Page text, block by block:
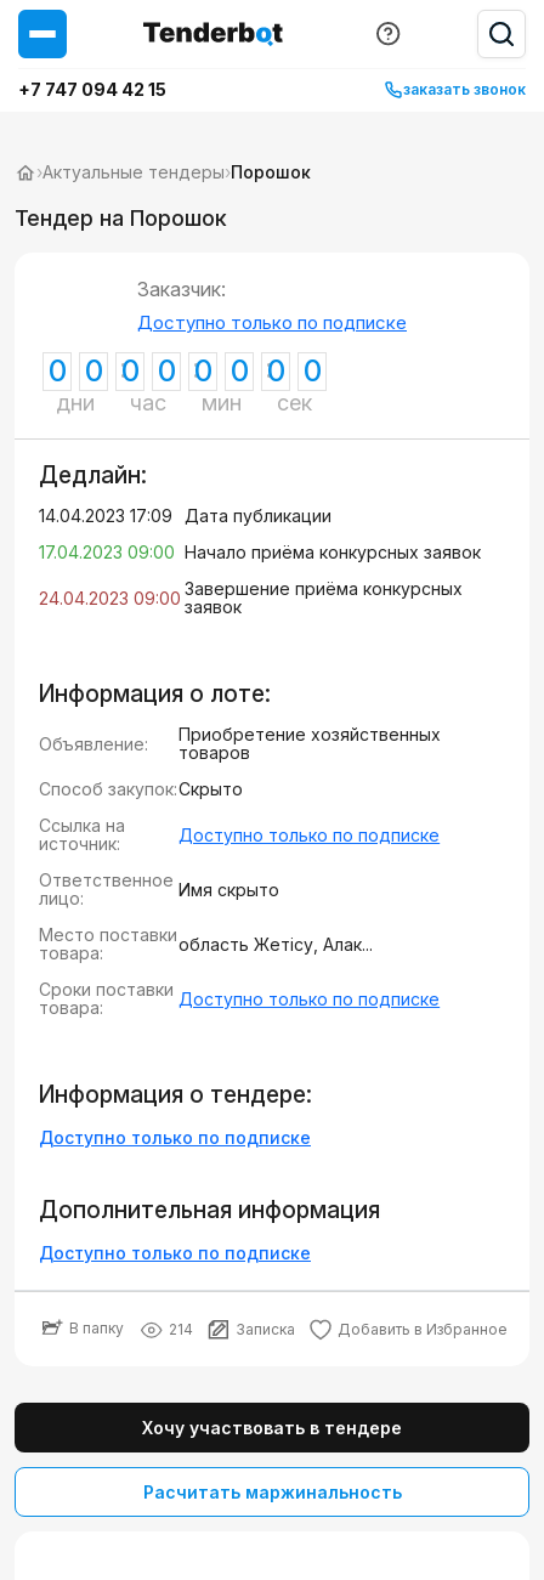
+7 747 094 42 15 заказать звонок
›Актуальные тендеры›Порошок
Тендер на Порошок
Заказчик:
Доступно только по подписке
0 0
дни
0 0
час
0 0
мин
0 0
сек
Дедлайн:
14.04.2023 17:09
Дата публикации
17.04.2023 09:00 Начало приёма конкурсных заявок
24.04.2023 09:00 Завершение приёма конкурсных
заявок
Информация о лоте:
Объявление:
Приобретение хозяйственных
товаров
Способ закупок:Скрыто
Ссылка на
источник:
Доступно только по подписке
Ответственное
лицо:
Имя скрыто
Место поставки
товара:
область Жетісу, Алак...
Сроки поставки
товара:
Доступно только по подписке
Информация о тендере:
Доступно только по подписке
Дополнительная информация
Доступно только по подписке
В папку 214 Записка Добавить в Избранное
Хочу участвовать в тендере
Расчитать маржинальность